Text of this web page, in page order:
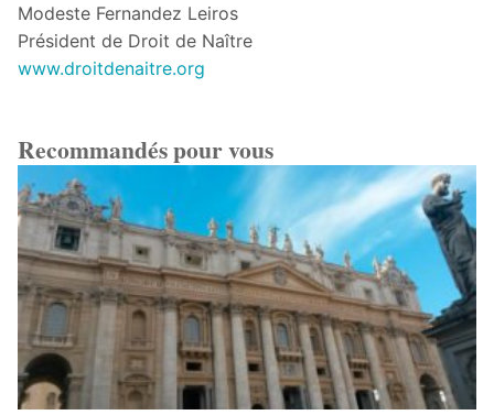
Modeste Fernandez Leiros
Président de Droit de Naître
www.droitdenaitre.org
Recommandés pour vous